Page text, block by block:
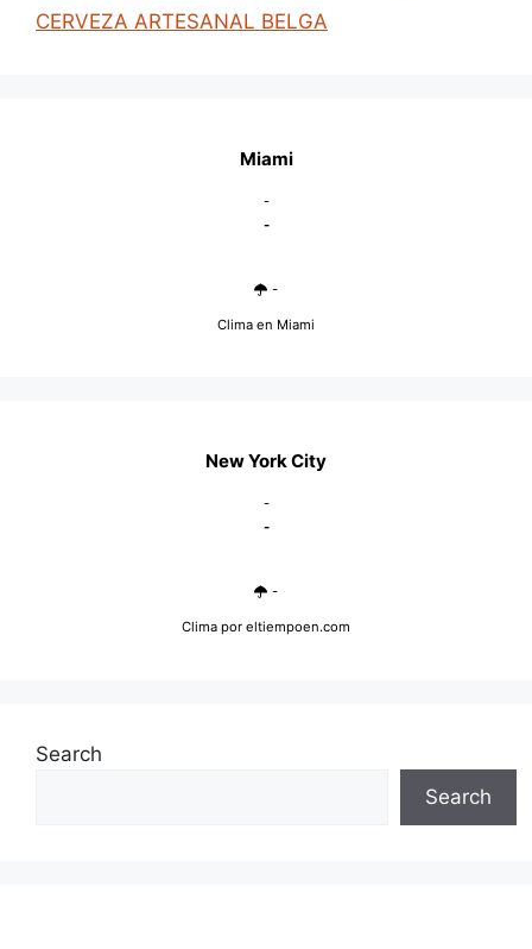
CERVEZA ARTESANAL BELGA
Miami
-
-
-
Clima en Miami
New York City
-
-
-
Clima por eltiempoen.com
Search
Search